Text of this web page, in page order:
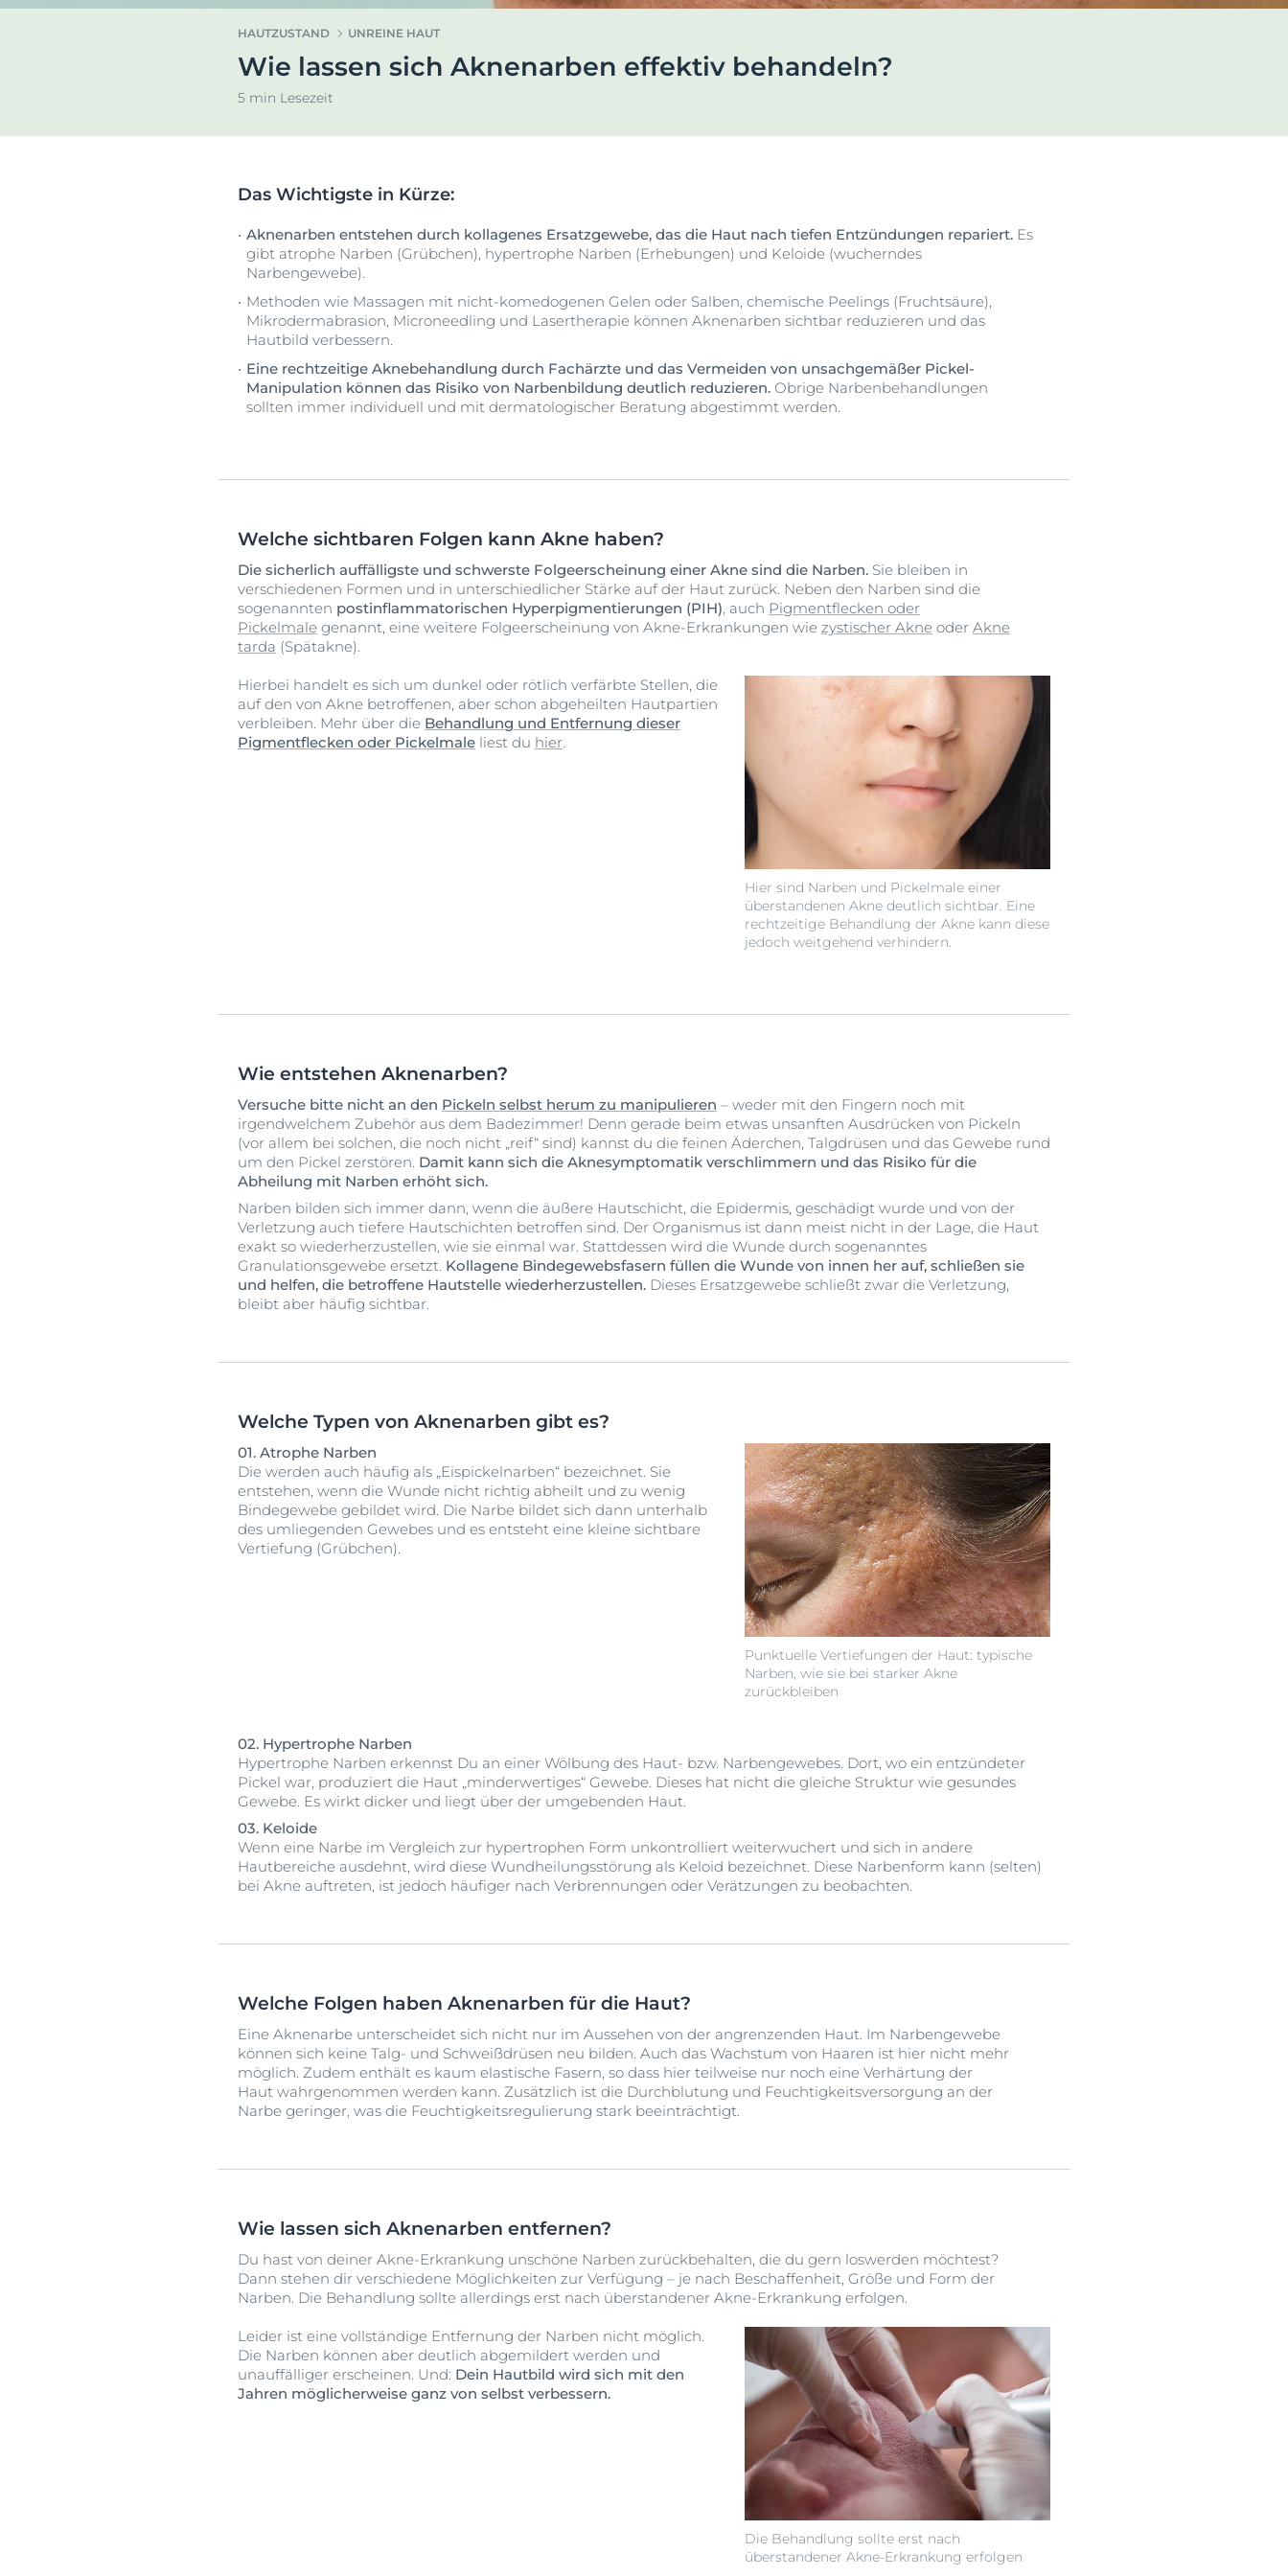
Hyperpigmentierung
Rötungen im Gesicht
Trockene Haut
Sonnenpflege
Hyaluron-Filler - Alle
Produkte
Q10 Active
UreaRepair
Hyperpigmentierung
Trockene Haut
Dein Go-To für #SkincareRealtalk!
HAUTZUSTAND UNREINE HAUT
Wie lassen sich Aknenarben effektiv behandeln?
5 min Lesezeit
Das Wichtigste in Kürze:
Aknenarben entstehen durch kollagenes Ersatzgewebe, das die Haut nach tiefen Entzündungen repariert. Es
gibt atrophe Narben (Grübchen), hypertrophe Narben (Erhebungen) und Keloide (wucherndes
Narbengewebe).
Methoden wie Massagen mit nicht-komedogenen Gelen oder Salben, chemische Peelings (Fruchtsäure),
Mikrodermabrasion, Microneedling und Lasertherapie können Aknenarben sichtbar reduzieren und das
Hautbild verbessern.
Eine rechtzeitige Aknebehandlung durch Fachärzte und das Vermeiden von unsachgemäßer Pickel-
Manipulation können das Risiko von Narbenbildung deutlich reduzieren. Obrige Narbenbehandlungen
sollten immer individuell und mit dermatologischer Beratung abgestimmt werden.
Welche sichtbaren Folgen kann Akne haben?
Die sicherlich auffälligste und schwerste Folgeerscheinung einer Akne sind die Narben. Sie bleiben in
verschiedenen Formen und in unterschiedlicher Stärke auf der Haut zurück. Neben den Narben sind die
sogenannten postinflammatorischen Hyperpigmentierungen (PIH), auch Pigmentflecken oder
Pickelmale genannt, eine weitere Folgeerscheinung von Akne-Erkrankungen wie zystischer Akne oder Akne
tarda (Spätakne).
Hier sind Narben und Pickelmale einer
überstandenen Akne deutlich sichtbar. Eine
rechtzeitige Behandlung der Akne kann diese
jedoch weitgehend verhindern.
Hierbei handelt es sich um dunkel oder rötlich verfärbte Stellen, die
auf den von Akne betroffenen, aber schon abgeheilten Hautpartien
verbleiben. Mehr über die Behandlung und Entfernung dieser
Pigmentflecken oder Pickelmale liest du hier.
Wie entstehen Aknenarben?
Versuche bitte nicht an den Pickeln selbst herum zu manipulieren – weder mit den Fingern noch mit
irgendwelchem Zubehör aus dem Badezimmer! Denn gerade beim etwas unsanften Ausdrücken von Pickeln
(vor allem bei solchen, die noch nicht „reif“ sind) kannst du die feinen Äderchen, Talgdrüsen und das Gewebe rund
um den Pickel zerstören. Damit kann sich die Aknesymptomatik verschlimmern und das Risiko für die
Abheilung mit Narben erhöht sich.
Narben bilden sich immer dann, wenn die äußere Hautschicht, die Epidermis, geschädigt wurde und von der
Verletzung auch tiefere Hautschichten betroffen sind. Der Organismus ist dann meist nicht in der Lage, die Haut
exakt so wiederherzustellen, wie sie einmal war. Stattdessen wird die Wunde durch sogenanntes
Granulationsgewebe ersetzt. Kollagene Bindegewebsfasern füllen die Wunde von innen her auf, schließen sie
und helfen, die betroffene Hautstelle wiederherzustellen. Dieses Ersatzgewebe schließt zwar die Verletzung,
bleibt aber häufig sichtbar.
Welche Typen von Aknenarben gibt es?
Punktuelle Vertiefungen der Haut: typische
Narben, wie sie bei starker Akne
zurückbleiben
01. Atrophe Narben
Die werden auch häufig als „Eispickelnarben“ bezeichnet. Sie
entstehen, wenn die Wunde nicht richtig abheilt und zu wenig
Bindegewebe gebildet wird. Die Narbe bildet sich dann unterhalb
des umliegenden Gewebes und es entsteht eine kleine sichtbare
Vertiefung (Grübchen).
02. Hypertrophe Narben
Hypertrophe Narben erkennst Du an einer Wölbung des Haut- bzw. Narbengewebes. Dort, wo ein entzündeter
Pickel war, produziert die Haut „minderwertiges“ Gewebe. Dieses hat nicht die gleiche Struktur wie gesundes
Gewebe. Es wirkt dicker und liegt über der umgebenden Haut.
03. Keloide
Wenn eine Narbe im Vergleich zur hypertrophen Form unkontrolliert weiterwuchert und sich in andere
Hautbereiche ausdehnt, wird diese Wundheilungsstörung als Keloid bezeichnet. Diese Narbenform kann (selten)
bei Akne auftreten, ist jedoch häufiger nach Verbrennungen oder Verätzungen zu beobachten.
Welche Folgen haben Aknenarben für die Haut?
Eine Aknenarbe unterscheidet sich nicht nur im Aussehen von der angrenzenden Haut. Im Narbengewebe
können sich keine Talg- und Schweißdrüsen neu bilden. Auch das Wachstum von Haaren ist hier nicht mehr
möglich. Zudem enthält es kaum elastische Fasern, so dass hier teilweise nur noch eine Verhärtung der
Haut wahrgenommen werden kann. Zusätzlich ist die Durchblutung und Feuchtigkeitsversorgung an der
Narbe geringer, was die Feuchtigkeitsregulierung stark beeinträchtigt.
Wie lassen sich Aknenarben entfernen?
Du hast von deiner Akne-Erkrankung unschöne Narben zurückbehalten, die du gern loswerden möchtest?
Dann stehen dir verschiedene Möglichkeiten zur Verfügung – je nach Beschaffenheit, Größe und Form der
Narben. Die Behandlung sollte allerdings erst nach überstandener Akne-Erkrankung erfolgen.
Die Behandlung sollte erst nach
überstandener Akne-Erkrankung erfolgen
Leider ist eine vollständige Entfernung der Narben nicht möglich.
Die Narben können aber deutlich abgemildert werden und
unauffälliger erscheinen. Und: Dein Hautbild wird sich mit den
Jahren möglicherweise ganz von selbst verbessern.